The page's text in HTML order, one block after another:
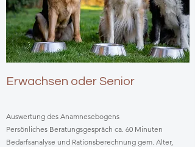
Erwachsen oder Senior
Auswertung des Anamnesebogens
Persönliches Beratungsgespräch ca. 60 Minuten
Bedarfsanalyse und Rationsberechnung gem. Alter,